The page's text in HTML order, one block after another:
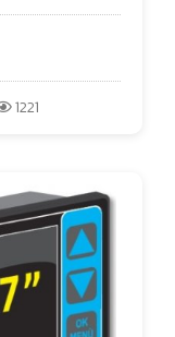
1221